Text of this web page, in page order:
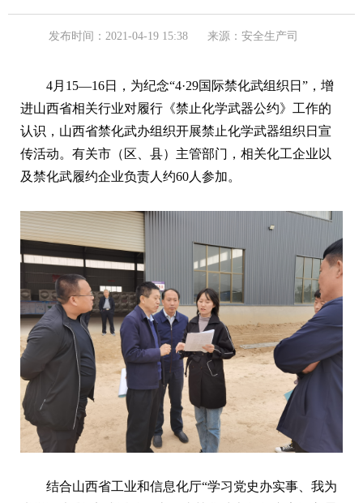
发布时间：2021-04-19 15:38 来源：安全生产司
4月15—16日，为纪念“4·29国际禁化武组织日”，增
进山西省相关行业对履行《禁止化学武器公约》工作的
认识，山西省禁化武办组织开展禁止化学武器组织日宣
传活动。有关市（区、县）主管部门，相关化工企业以
及禁化武履约企业负责人约60人参加。
结合山西省工业和信息化厅“学习党史办实事、我为